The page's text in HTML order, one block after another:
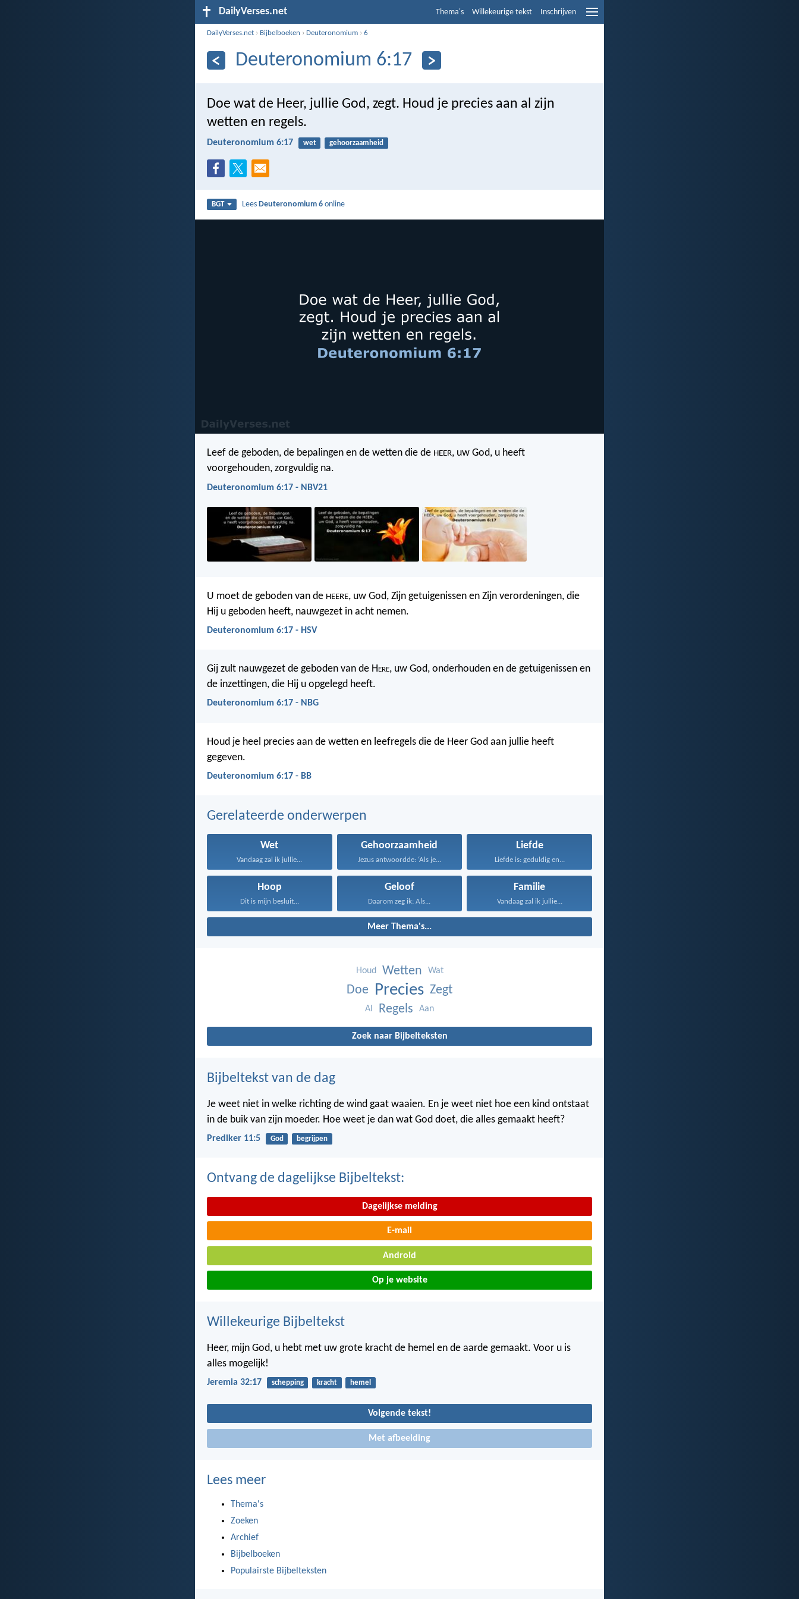
DailyVerses.net Thema's Willekeurige tekst Inschrijven
DailyVerses.net › Bijbelboeken ›Deuteronomium ›6
Deuteronomium 6:17
Doe wat de Heer, jullie God, zegt. Houd je precies aan al zijn
wetten en regels.
Deuteronomium 6:17 wet gehoorzaamheid
BGT LeesDeuteronomium 6 online
Leef de geboden, de bepalingen en de wetten die de HEER, uw God, u heeft
voorgehouden, zorgvuldig na.
Deuteronomium 6:17 - NBV21
U moet de geboden van de HEERE, uw God, Zijn getuigenissen en Zijn verordeningen, die
Hij u geboden heeft, nauwgezet in acht nemen.
Deuteronomium 6:17 - HSV
Gij zult nauwgezet de geboden van de Here, uw God, onderhouden en de getuigenissen en
de inzettingen, die Hij u opgelegd heeft.
Deuteronomium 6:17 - NBG
Houd je heel precies aan de wetten en leefregels die de Heer God aan jullie heeft
gegeven.
Deuteronomium 6:17 - BB
Gerelateerde onderwerpen
Wet
Vandaag zal ik jullie...
Gehoorzaamheid
Jezus antwoordde: ‘Als je...
Liefde
Liefde is: geduldig en...
Hoop
Dit is mijn besluit...
Geloof
Daarom zeg ik: Als...
Familie
Vandaag zal ik jullie...
Meer Thema's...
Houd Wetten Wat
Doe Precies Zegt
Al Regels Aan
Zoek naar Bijbelteksten
Bijbeltekst van de dag
Je weet niet in welke richting de wind gaat waaien. En je weet niet hoe een kind ontstaat
in de buik van zijn moeder. Hoe weet je dan wat God doet, die alles gemaakt heeft?
Prediker 11:5 God begrijpen
Ontvang de dagelijkse Bijbeltekst:
Dagelijkse melding
E-mail
Android
Op je website
Willekeurige Bijbeltekst
Heer, mijn God, u hebt met uw grote kracht de hemel en de aarde gemaakt. Voor u is
alles mogelijk!
Jeremia 32:17 schepping kracht hemel
Volgende tekst!
Met afbeelding
Lees meer
Thema's
Zoeken
Archief
Bijbelboeken
Populairste Bijbelteksten